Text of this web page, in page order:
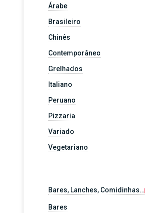
Árabe
Brasileiro
Chinês
Contemporâneo
Grelhados
Italiano
Peruano
Pizzaria
Variado
Vegetariano
Bares, Lanches, Comidinhas…
Bares